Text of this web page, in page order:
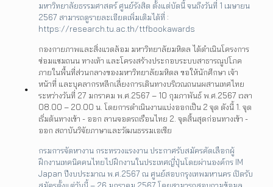
มหาวิทยาลัยธรรมศาสตร์ ศูนย์รังสิต ตั้งแต่บัดนี้ จนถึงวันที่ 1 เมษายน
2567 สามารถดูรายละเอียดเพิ่มเติมได้ที่ :
https://research.tu.ac.th/ttfbookawards
กองกายภาพและสิ่งแวดล้อม มหาวิทยาลัยมหิดล ได้ดำเนินโครงการ
ซ่อมแซมถนน ทางเท้า และโครงสร้างประกอบระบบสาธารณูปโภค
ภายในพื้นที่ส่วนกลางของมหาวิทยาลัยมหิดล ขอให้นักศึกษา เจ้า
หน้าที่ และบุคลากรหลีกเลี่ยงการเดินทางบริเวณถนนผสานเทศไทย
ระหว่างวันที่ 27 มกราคม พ.ศ.2567 – 10 กุมภาพันธ์ พ.ศ.2567 เวลา
08.00 – 20.00 น. โดยการดำเนินงานแบ่งออกเป็น 2 จุด ดังนี้ 1. จุด
เริ่มต้นทางเข้า - ออก ลานจอดรถเรือนไทย 2. จุดสิ้นสุดก่อนทางเข้า -
ออก สถาบันวิจัยภาษาและวัฒนธรรมเอเชีย
กรมการจัดหางาน กระทรวงแรงงาน ประกาศรับสมัครคัดเลือกผู้
ฝึกงานเทคนิคคนไทยไปฝึกงานในประเทศญี่ปุ่นโดยผ่านองค์กร IM
Japan ปีงบประมาณ พ.ศ.2567 ณ ศูนย์สอบกรุงเทพมหานคร เปิดรับ